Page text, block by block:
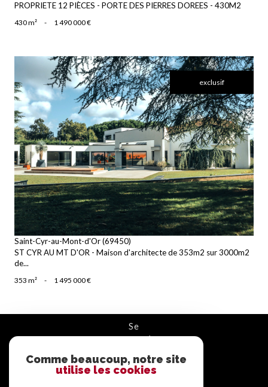
PROPRIETE 12 PIÈCES - PORTE DES PIERRES DOREES - 430M2
430 m² - 1 490 000 €
exclusif
voir le bien
Saint-Cyr-au-Mont-d'Or (69450)
ST CYR AU MT D'OR - Maison d'architecte de 353m2 sur 3000m2
de...
353 m² - 1 495 000 €
se
connecter
ESPACE PROPRIÉTAIRE
Comme beaucoup, notre site
utilise les cookies